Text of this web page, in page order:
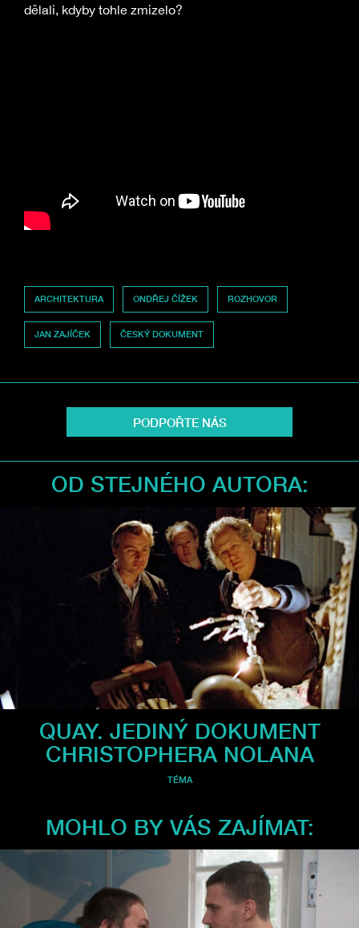
dělali, kdyby tohle zmizelo?
ARCHITEKTURA ONDŘEJ ČÍŽEK ROZHOVOR
JAN ZAJÍČEK ČESKÝ DOKUMENT
PODPOŘTE NÁS
OD STEJNÉHO AUTORA:
QUAY. JEDINÝ DOKUMENT
CHRISTOPHERA NOLANA
TÉMA
MOHLO BY VÁS ZAJÍMAT: